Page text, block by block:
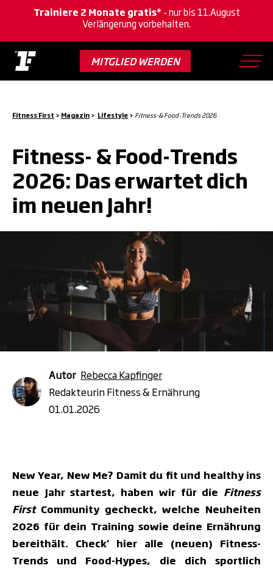
Skip
main
content
MITGLIED WERDEN
Trainiere 2 Monate gratis* - nur bis 11.August
Verlängerung vorbehalten.
Fitness First > Magazin > Lifestyle > Fitness-& Food-Trends 2026
Fitness- & Food-Trends
2026: Das erwartet dich
im neuen Jahr!
Autor Rebecca Kapfinger
Redakteurin Fitness & Ernährung
01.01.2026
New Year, New Me? Damit du fit und healthy ins
neue Jahr startest, haben wir für die Fitness
First Communitygecheckt, welche Neuheiten
2026 für dein Training sowie deine Ernährung
bereithält. Check‘ hier alle (neuen) Fitness-
Trends und Food-Hypes, die dich sportlich